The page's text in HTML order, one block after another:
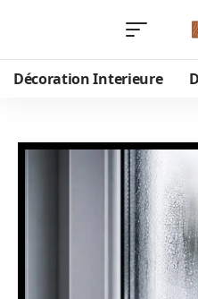
Décoration Interieure